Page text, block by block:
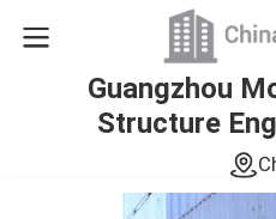
Guangzhou
Structure